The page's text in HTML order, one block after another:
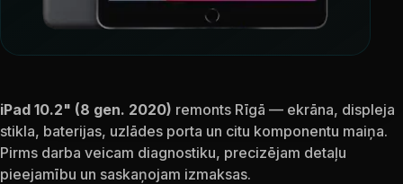
iPad 10.2" (8 gen. 2020) remonts Rīgā — ekrāna, displeja
stikla, baterijas, uzlādes porta un citu komponentu maiņa.
Pirms darba veicam diagnostiku, precizējam detaļu
pieejamību un saskaņojam izmaksas.